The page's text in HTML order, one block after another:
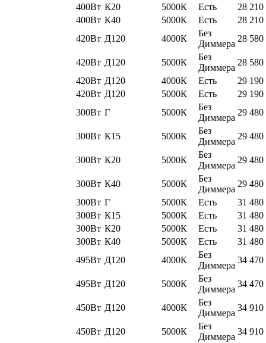
400Вт К20 5000К Есть
28 210
400Вт К40 5000К Есть
28 210
420Вт Д120 4000К
Без
Диммера
28 580
420Вт Д120 5000К
Без
Диммера
28 580
420Вт Д120 4000К Есть
29 190
420Вт Д120 5000К Есть
29 190
300Вт Г 5000К
Без
Диммера
29 480
300Вт К15 5000К
Без
Диммера
29 480
300Вт К20 5000К
Без
Диммера
29 480
300Вт К40 5000К
Без
Диммера
29 480
300Вт Г 5000К Есть
31 480
300Вт К15 5000К Есть
31 480
300Вт К20 5000К Есть
31 480
300Вт К40 5000К Есть
31 480
495Вт Д120 4000К
Без
Диммера
34 470
495Вт Д120 5000К
Без
Диммера
34 470
450Вт Д120 4000К
Без
Диммера
34 910
450Вт Д120 5000К
Без
Диммера
34 910